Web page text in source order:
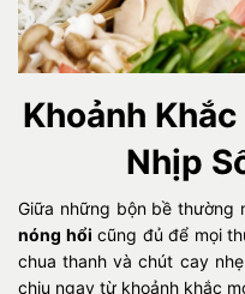
Khoảnh
Nhịp
Giữa những bộn bề thường
nóng hổi cũng đủ để mọi
chua thanh và chút cay
chịu ngay từ khoảnh khắc